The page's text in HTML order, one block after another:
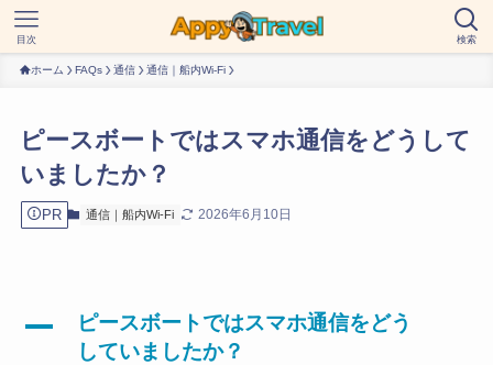
検索
目次
ホーム FAQs 通信 通信｜船内Wi-Fi
ピースボートではスマホ通信をどうして
いましたか？
PR 通信｜船内Wi-Fi 2026年6月10日
A
ピースボートではスマホ通信をどう
していましたか？